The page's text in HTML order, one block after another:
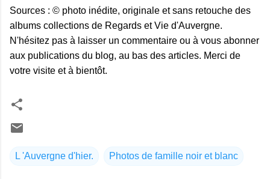
Sources : © photo inédite, originale et sans retouche des
albums collections de Regards et Vie d'Auvergne.
N'hésitez pas à laisser un commentaire ou à vous abonner
aux publications du blog, au bas des articles. Merci de
votre visite et à bientôt.
L 'Auvergne d'hier. Photos de famille noir et blanc